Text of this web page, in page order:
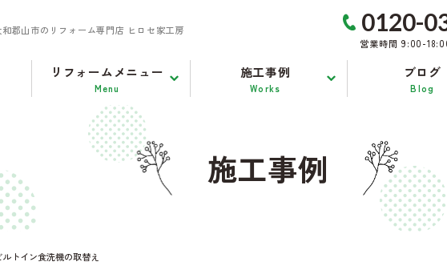
和郡山市のリフォーム専門店 ヒロセ家工房 0120-
営業時間 9:00-
リフォームメニュー
Menu
施工事例
Works
ブログ
Blog
施工事例
トイン食洗機の取替え